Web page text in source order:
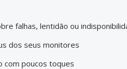
falhas, lentidão ou
dos seus monitores
com poucos toques